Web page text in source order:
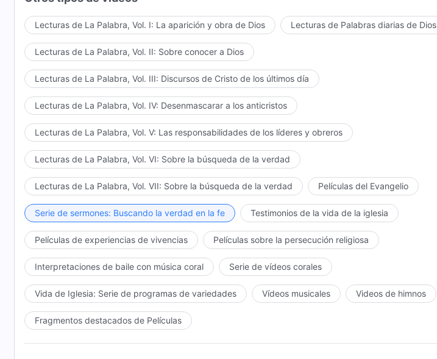
Lecturas de La Palabra, Vol. I: La aparición y obra de Dios Lecturas de Palabras diarias de Dios
Lecturas de La Palabra, Vol. II: Sobre conocer a Dios
Lecturas de La Palabra, Vol. III: Discursos de Cristo de los últimos día
Lecturas de La Palabra, Vol. IV: Desenmascarar a los anticristos
Lecturas de La Palabra, Vol. V: Las responsabilidades de los líderes y obreros
Lecturas de La Palabra, Vol. VI: Sobre la búsqueda de la verdad
Lecturas de La Palabra, Vol. VII: Sobre la búsqueda de la verdad Películas del Evangelio
Serie de sermones: Buscando la verdad en la fe Testimonios de la vida de la iglesia
Películas de experiencias de vivencias Películas sobre la persecución religiosa
Interpretaciones de baile con música coral Serie de vídeos corales
Vida de Iglesia: Serie de programas de variedades Vídeos musicales Videos de himnos
Fragmentos destacados de Películas